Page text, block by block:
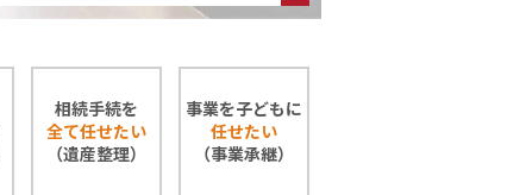
相続手続を
全て任せたい
（遺産整理）
事業を子どもに
任せたい
（事業承継）